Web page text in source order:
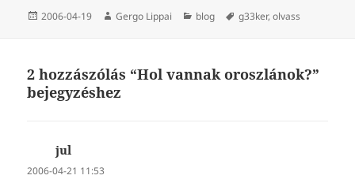
Közzétéve
2006-04-19 Szerző
Gergo Lippai Kategória
blog Címke
g33ker,olvass
2 hozzászólás “Hol vannak oroszlánok?”
bejegyzéshez
jul
2006-04-21 11:53